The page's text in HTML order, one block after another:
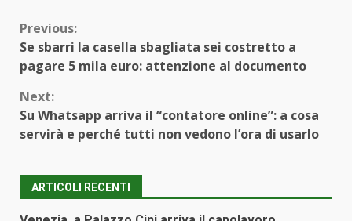
Continue
Reading
Previous:
Se sbarri la casella sbagliata sei costretto a
pagare 5 mila euro: attenzione al documento
Next:
Su Whatsapp arriva il “contatore online”: a cosa
servirà e perché tutti non vedono l’ora di usarlo
ARTICOLI RECENTI